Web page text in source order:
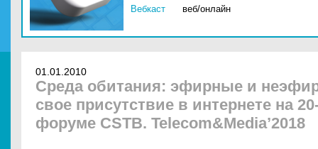
Вебкаст веб/онлайн
01.01.2010
Среда обитания: эфирные и
свое присутствие в интернете на
форуме CSTB. Telecom&Media’2018